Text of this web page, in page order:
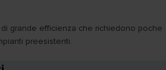
grande efficienza che richiedono poche
preesistenti.